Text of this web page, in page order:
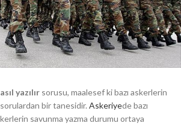
yazılır sorusu, maalesef ki bazı askerlerin
bir tanesidir.Askeriyede bazı
savunma yazma durumu ortaya